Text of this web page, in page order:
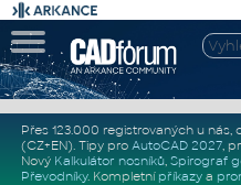
Přes 123.000 registrovaných u nás,
(CZ+EN). Tipy pro AutoCAD 2027,
Nový Kalkulátor nosníků, Spirograf
Převodníky. Kompletní příkazya